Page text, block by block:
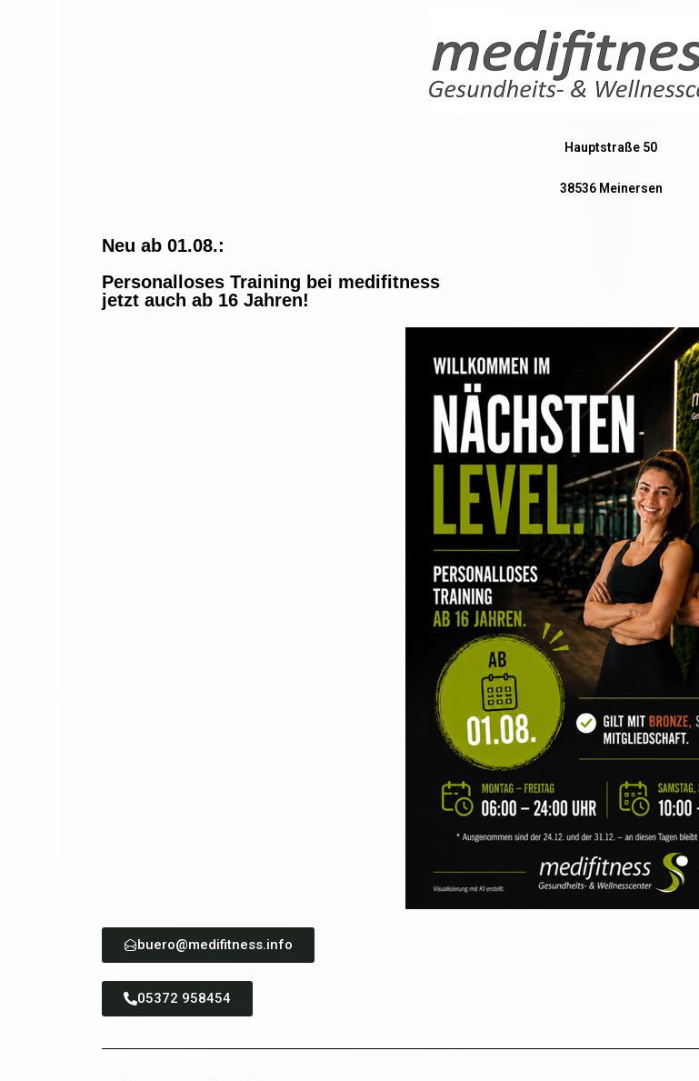
Hauptstraße 50
38536 Meinersen
Neu ab 01.08.:
Personalloses Training bei medifitness
jetzt auch ab 16 Jahren!
buero@medifitness.info
05372 958454